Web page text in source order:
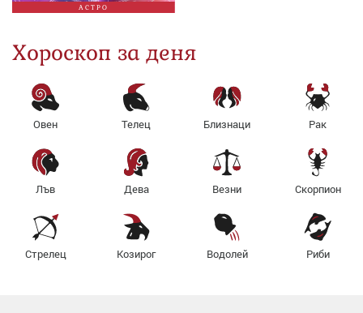
АСТРО
Хороскоп за деня
Овен Телец Близнаци Рак
Лъв Дева Везни Скорпион
Стрелец Козирог Водолей Риби